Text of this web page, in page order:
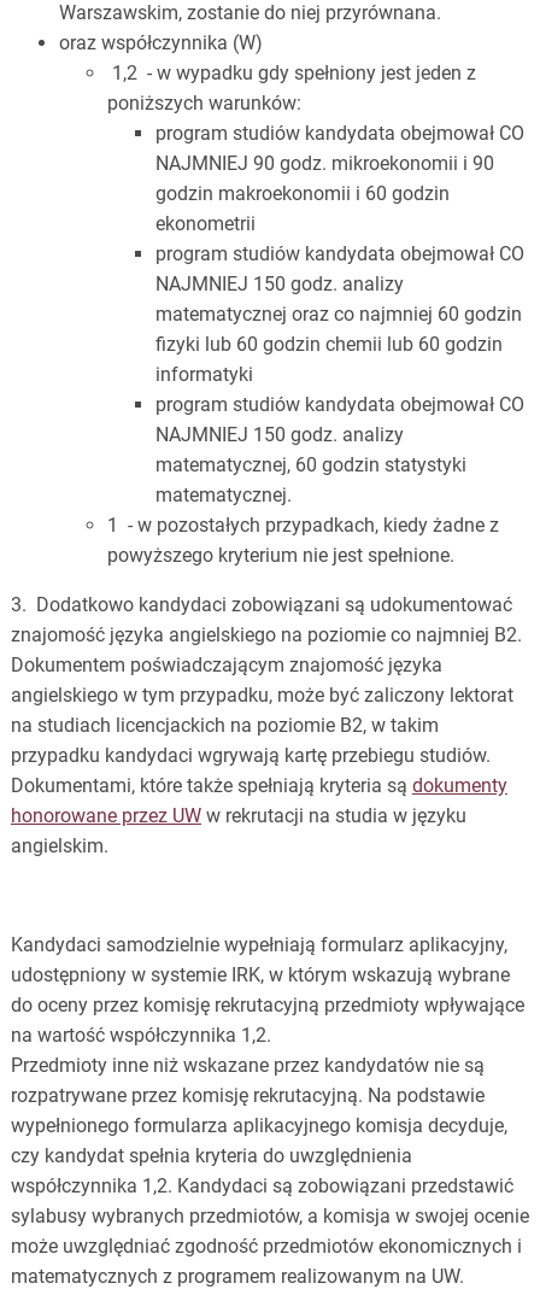
Warszawskim, zostanie do niej przyrównana.
oraz współczynnika (W)
1,2 - w wypadku gdy spełniony jest jeden z
poniższych warunków:
program studiów kandydata obejmował CO
NAJMNIEJ 90 godz. mikroekonomii i 90
godzin makroekonomii i 60 godzin
ekonometrii
program studiów kandydata obejmował CO
NAJMNIEJ 150 godz. analizy
matematycznej oraz co najmniej 60 godzin
fizyki lub 60 godzin chemii lub 60 godzin
informatyki
program studiów kandydata obejmował CO
NAJMNIEJ 150 godz. analizy
matematycznej, 60 godzin statystyki
matematycznej.
1 - w pozostałych przypadkach, kiedy żadne z
powyższego kryterium nie jest spełnione.
3. Dodatkowo kandydaci zobowiązani są udokumentować
znajomość języka angielskiego na poziomie co najmniej B2.
Dokumentem poświadczającym znajomość języka
angielskiego w tym przypadku, może być zaliczony lektorat
na studiach licencjackich na poziomie B2, w takim
przypadku kandydaci wgrywają kartę przebiegu studiów.
Dokumentami, które także spełniają kryteria są dokumenty
honorowane przez UWw rekrutacji na studia w języku
angielskim.
Kandydaci samodzielnie wypełniają formularz aplikacyjny,
udostępniony w systemie IRK, w którym wskazują wybrane
do oceny przez komisję rekrutacyjną przedmioty wpływające
na wartość współczynnika 1,2.
Przedmioty inne niż wskazane przez kandydatów nie są
rozpatrywane przez komisję rekrutacyjną. Na podstawie
wypełnionego formularza aplikacyjnego komisja decyduje,
czy kandydat spełnia kryteria do uwzględnienia
współczynnika 1,2. Kandydaci są zobowiązani przedstawić
sylabusy wybranych przedmiotów, a komisja w swojej ocenie
może uwzględniać zgodność przedmiotów ekonomicznych i
matematycznych z programem realizowanym na UW.